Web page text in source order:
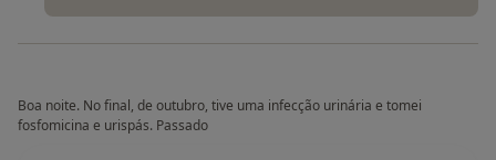
Boa noite. No final, de outubro, tive uma infecção urinária e tomei
fosfomicina e urispás. Passado